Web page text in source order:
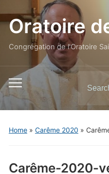
Oratoire
Congrégation de l'Oratoire
Toggle
mobile
menu
for:
Home» Carême 2020 »
Carême-2020-